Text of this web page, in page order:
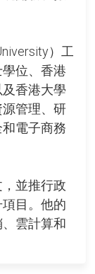
）工
位、香港
香港大學
管理、研
電子商務
並推行政
目。他的
雲計算和